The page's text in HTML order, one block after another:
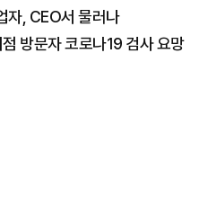
자, CEO서 물러나
방문자 코로나19 검사 요망